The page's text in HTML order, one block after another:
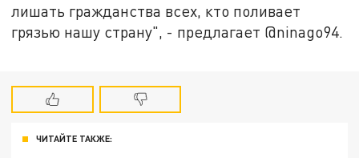
лишать гражданства всех, кто поливает
грязью нашу страну", - предлагает @ninago94.
ЧИТАЙТЕ ТАКЖЕ: